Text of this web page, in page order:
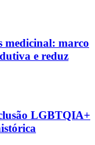
medicinal: marco
e reduz
LGBTQIA+